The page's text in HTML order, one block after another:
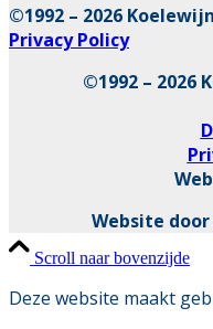
©1992 – 2026
Privacy Policy
©1992 – 2026
Website door
Scroll naar bovenzijde
Deze website maakt